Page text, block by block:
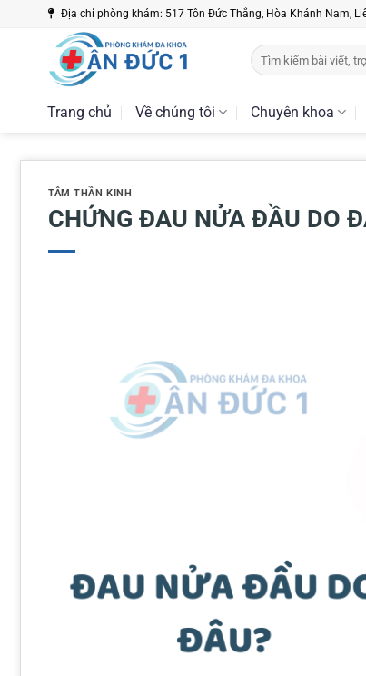
Địa chỉ phòng khám: 517 Tôn Đức Thắng, Hòa Khánh Nam,
Trang chủ Về chúng tôi Chuyên khoa
TÂM THẦN KINH
CHỨNG ĐAU NỬA ĐẦU DO